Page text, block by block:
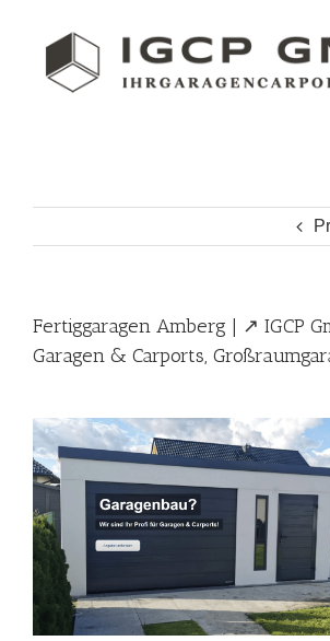
Fertiggaragen Amberg | ↗️ IGCP
Garagen & Carports,